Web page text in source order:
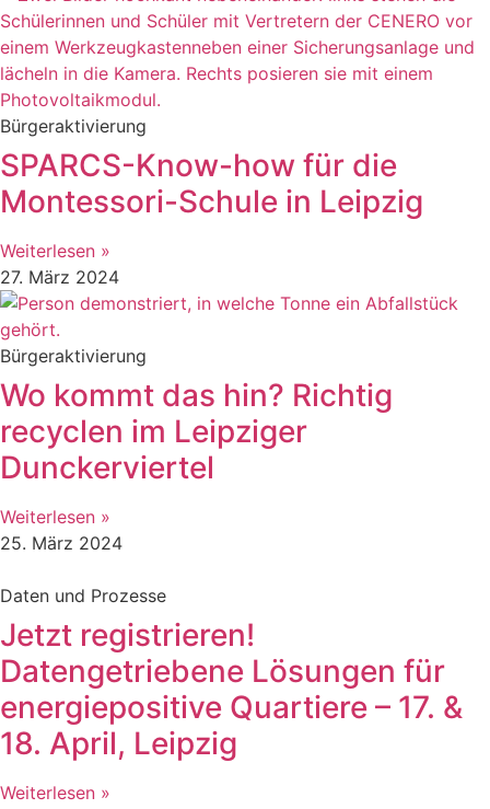
Bürgeraktivierung
SPARCS-Know-how für die
Montessori-Schule in Leipzig
Weiterlesen »
27. März 2024
Bürgeraktivierung
Wo kommt das hin? Richtig
recyclen im Leipziger
Dunckerviertel
Weiterlesen »
25. März 2024
Daten und Prozesse
Jetzt registrieren!
Datengetriebene Lösungen für
energiepositive Quartiere – 17. &
18. April, Leipzig
Weiterlesen »